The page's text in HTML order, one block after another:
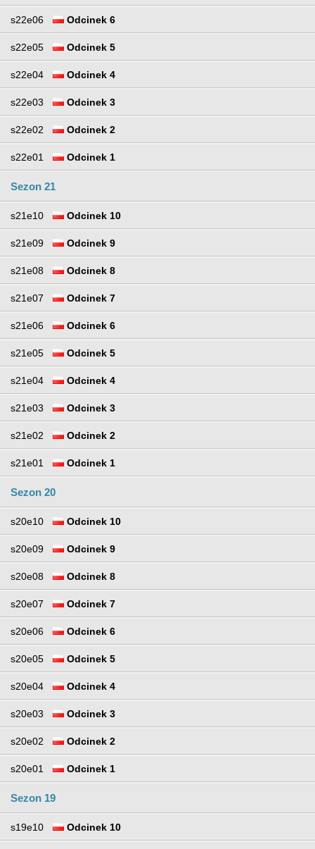
s22e06 Odcinek 6
s22e05 Odcinek 5
s22e04 Odcinek 4
s22e03 Odcinek 3
s22e02 Odcinek 2
s22e01 Odcinek 1
Sezon 21
s21e10 Odcinek 10
s21e09 Odcinek 9
s21e08 Odcinek 8
s21e07 Odcinek 7
s21e06 Odcinek 6
s21e05 Odcinek 5
s21e04 Odcinek 4
s21e03 Odcinek 3
s21e02 Odcinek 2
s21e01 Odcinek 1
Sezon 20
s20e10 Odcinek 10
s20e09 Odcinek 9
s20e08 Odcinek 8
s20e07 Odcinek 7
s20e06 Odcinek 6
s20e05 Odcinek 5
s20e04 Odcinek 4
s20e03 Odcinek 3
s20e02 Odcinek 2
s20e01 Odcinek 1
Sezon 19
s19e10 Odcinek 10